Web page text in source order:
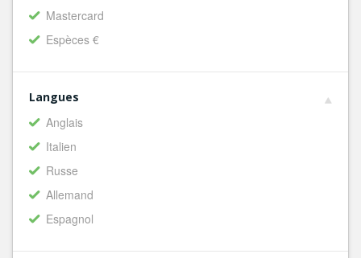
Mastercard
Espèces €
Langues
Anglais
Italien
Russe
Allemand
Espagnol